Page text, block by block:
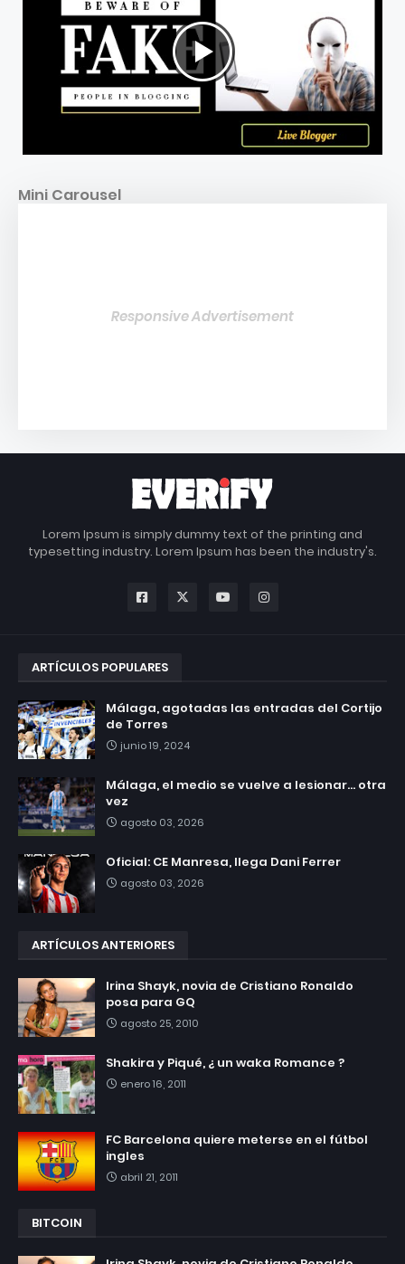
Mini Carousel
Responsive Advertisement
Lorem Ipsum is simply dummy text of the printing and
typesetting industry. Lorem Ipsum has been the industry's.
ARTÍCULOS POPULARES
Málaga, agotadas las entradas del Cortijo
de Torres
junio 19, 2024
Málaga, el medio se vuelve a lesionar... otra
vez
agosto 03, 2026
Oficial: CE Manresa, llega Dani Ferrer
agosto 03, 2026
ARTÍCULOS ANTERIORES
Irina Shayk, novia de Cristiano Ronaldo
posa para GQ
agosto 25, 2010
Shakira y Piqué, ¿ un waka Romance ?
enero 16, 2011
FC Barcelona quiere meterse en el fútbol
ingles
abril 21, 2011
BITCOIN